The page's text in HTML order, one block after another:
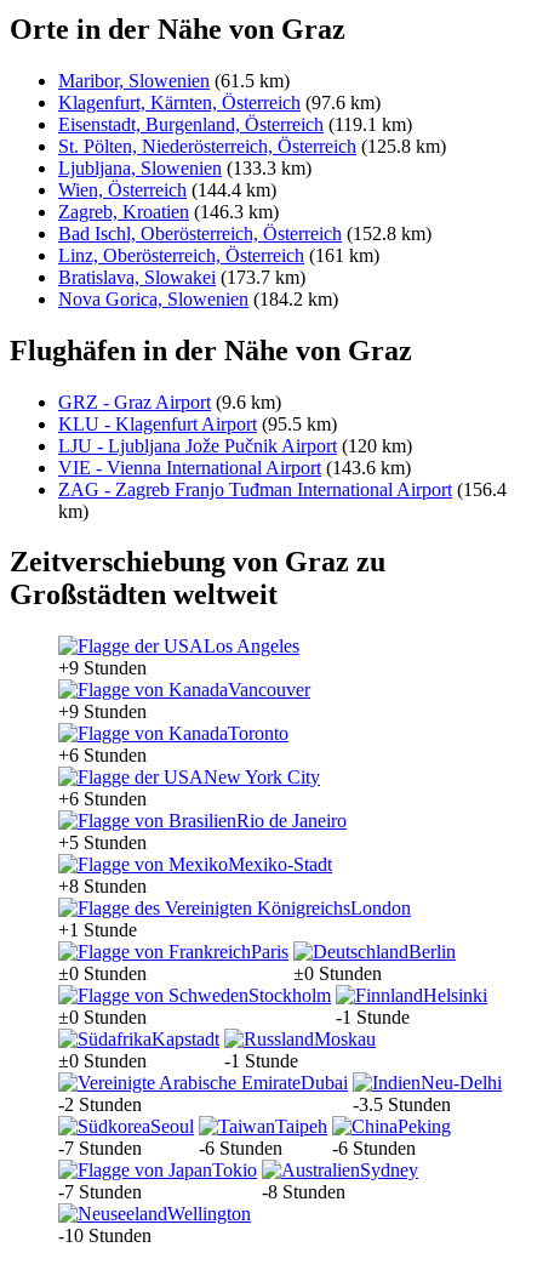
Orte in der Nähe von Graz
Maribor, Slowenien (61.5 km)
Klagenfurt, Kärnten, Österreich (97.6 km)
Eisenstadt, Burgenland, Österreich (119.1 km)
St. Pölten, Nieder­österreich, Österreich (125.8 km)
Ljubljana, Slowenien (133.3 km)
Wien, Österreich (144.4 km)
Zagreb, Kroatien (146.3 km)
Bad Ischl, Oberösterreich, Österreich (152.8 km)
Linz, Ober­österreich, Österreich (161 km)
Bratislava, Slowakei (173.7 km)
Nova Gorica, Slowenien (184.2 km)
Flughäfen in der Nähe von Graz
GRZ - Graz Airport (9.6 km)
KLU - Klagenfurt Airport (95.5 km)
LJU - Ljubljana Jože Pučnik Airport (120 km)
VIE - Vienna International Airport (143.6 km)
ZAG - Zagreb Franjo Tuđman International Airport (156.4
km)
Zeitverschiebung von Graz zu
Großstädten weltweit
Los Angeles
+9 Stunden
Vancouver
+9 Stunden
Toronto
+6 Stunden
New York City
+6 Stunden
Rio de Janeiro
+5 Stunden
Mexiko-Stadt
+8 Stunden
London
+1 Stunde
Paris
±0 Stunden
Berlin
±0 Stunden
Stockholm
±0 Stunden
Helsinki
-1 Stunde
Kapstadt
±0 Stunden
Moskau
-1 Stunde
Dubai
-2 Stunden
Neu-Delhi
-3.5 Stunden
Seoul
-7 Stunden
Taipeh
-6 Stunden
Peking
-6 Stunden
Tokio
-7 Stunden
Sydney
-8 Stunden
Wellington
-10 Stunden